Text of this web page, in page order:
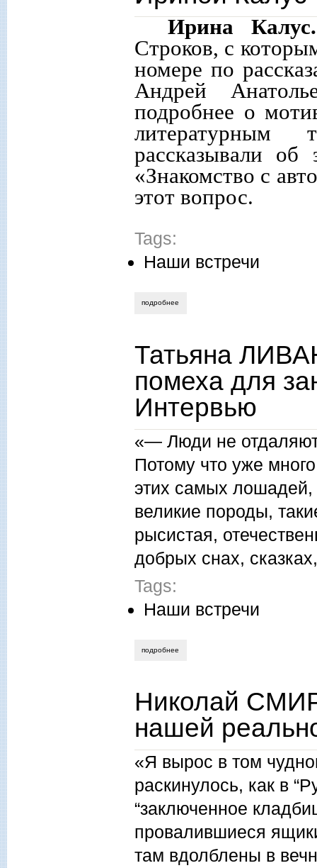
Ирина Калус.
Строков, с
номере по
Андрей
подробнее о
рассказывали
«Знакомство с
этот вопрос.
Tags:
Наши встречи
подробнее
Татьяна
помеха для
Интервью
«— Люди не
Потому что уже
этих самых
великие породы,
рысистая,
добрых снах,
Tags:
Наши встречи
подробнее
Николай
нашей
«Я вырос в том
раскинулось, как в
“заключенное
провалившиеся
там вдолблены в